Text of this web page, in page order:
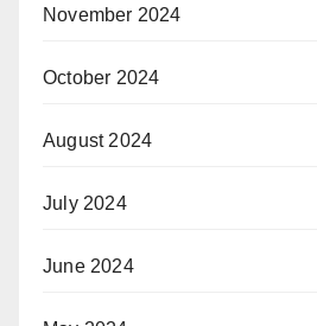
November 2024
October 2024
August 2024
July 2024
June 2024